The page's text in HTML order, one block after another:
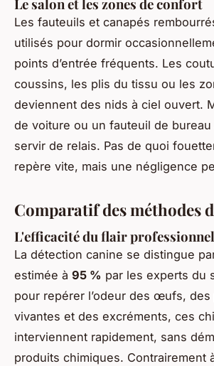
Le salon et les zones de confort
Les fauteuils et canapés
utilisés pour dormir
points d’entrée fréquents. Les
coussins, les plis du tissu ou les
deviennent des nids à ciel ouvert.
de voiture ou un fauteuil de
servir de relais. Pas de quoi
repère vite, mais une négligence
Comparatif des méthodes
L'efficacité du flair professionnel
La détection canine se distingue
estimée à 95 % par les experts du
pour repérer l’odeur des œufs, des
vivantes et des excréments, ces
interviennent rapidement, sans
produits chimiques. Contrairement